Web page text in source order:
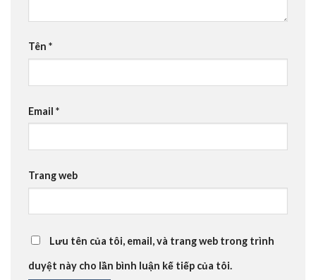
Tên *
Email *
Trang web
Lưu tên của tôi, email, và trang web trong trình
duyệt này cho lần bình luận kế tiếp của tôi.